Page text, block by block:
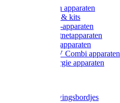
Onderdelen apparaten
Starter sets & kits
9V Batterij-apparaten
230V Lichtnetapparaten
12V Accu-apparaten
230V / 12V Combi apparaten
Zonne-energie apparaten
Waarschuwingsbordjes